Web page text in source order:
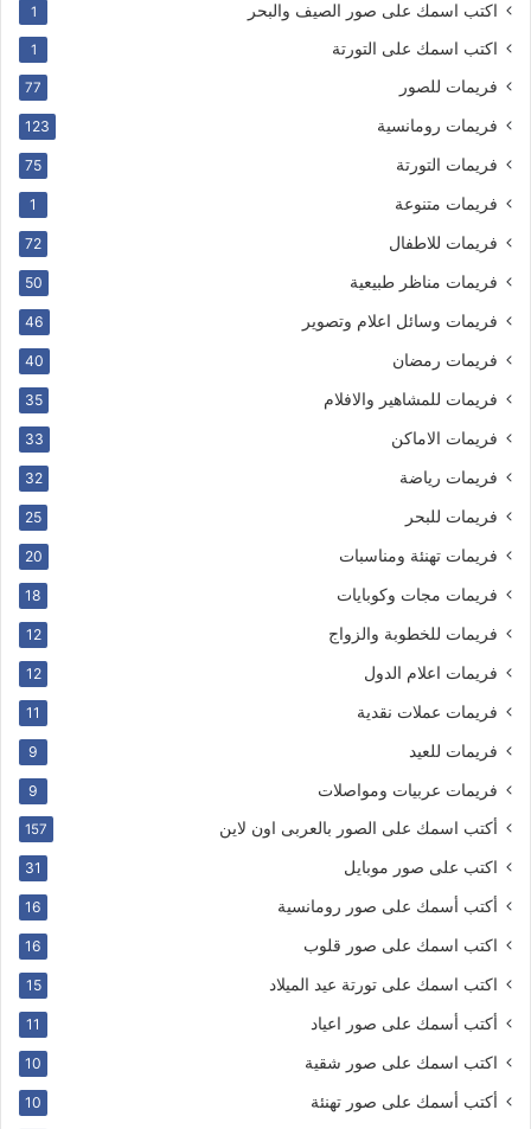
اكتب اسمك على صور الصيف والبحر 1
اكتب اسمك على التورتة 1
فريمات للصور 77
فريمات رومانسية 123
فريمات التورتة 75
فريمات متنوعة 1
فريمات للاطفال 72
فريمات مناظر طبيعية 50
فريمات وسائل اعلام وتصوير 46
فريمات رمضان 40
فريمات للمشاهير والافلام 35
فريمات الاماكن 33
فريمات رياضة 32
فريمات للبحر 25
فريمات تهنئة ومناسبات 20
فريمات مجات وكوبايات 18
فريمات للخطوبة والزواج 12
فريمات اعلام الدول 12
فريمات عملات نقدية 11
فريمات للعيد 9
فريمات عربيات ومواصلات 9
أكتب اسمك على الصور بالعربى اون لاين 157
اكتب على صور موبايل 31
أكتب أسمك على صور رومانسية 16
اكتب اسمك على صور قلوب 16
اكتب اسمك على تورتة عيد الميلاد 15
أكتب أسمك على صور اعياد 11
اكتب اسمك على صور شقية 10
أكتب أسمك على صور تهنئة 10